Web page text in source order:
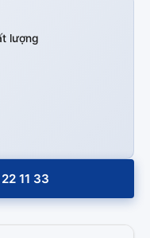
lượng
11 33